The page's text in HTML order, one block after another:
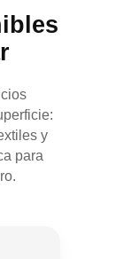
y
para